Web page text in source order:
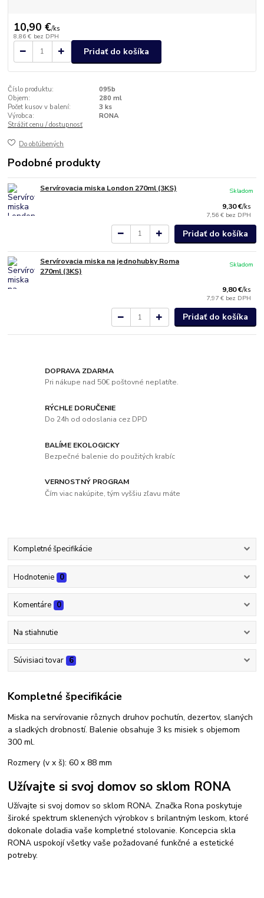
10,90 €/ks
8,86 € bez DPH
Pridať do košíka
Číslo produktu:
095b
Objem:
280 ml
Počet kusov v balení:
3 ks
Výrobca:
RONA
Strážiť cenu / dostupnosť
Do obľúbených
Podobné produkty
Servírovacia miska London 270ml (3KS)
9,30 €/ks
7,56 € bez DPH
Skladom
Pridať do košíka
Servírovacia miska na jednohubky Roma
270ml (3KS)
9,80 €/ks
7,97 € bez DPH
Skladom
Pridať do košíka
DOPRAVA ZDARMA
Pri nákupe nad 50€ poštovné neplatíte.
RÝCHLE DORUČENIE
Do 24h od odoslania cez DPD
BALÍME EKOLOGICKY
Bezpečné balenie do použitých krabíc
VERNOSTNÝ PROGRAM
Čím viac nakúpite, tým vyššiu zľavu máte
Kompletné špecifikácie
Hodnotenie 0
Komentáre 0
Na stiahnutie
Súvisiaci tovar 6
Kompletné špecifikácie
Miska na servírovanie rôznych druhov pochutín, dezertov, slaných
a sladkých drobností. Balenie obsahuje 3 ks misiek s objemom
300 ml.
Rozmery (v x š): 60 x 88 mm
Užívajte si svoj domov so sklom RONA
Užívajte si svoj domov so sklom RONA. Značka Rona poskytuje
široké spektrum sklenených výrobkov s brilantným leskom, ktoré
dokonale doladia vaše kompletné stolovanie. Koncepcia skla
RONA uspokojí všetky vaše požadované funkčné a estetické
potreby.